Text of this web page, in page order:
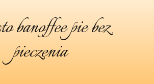
banoffee pie bez
pieczenia